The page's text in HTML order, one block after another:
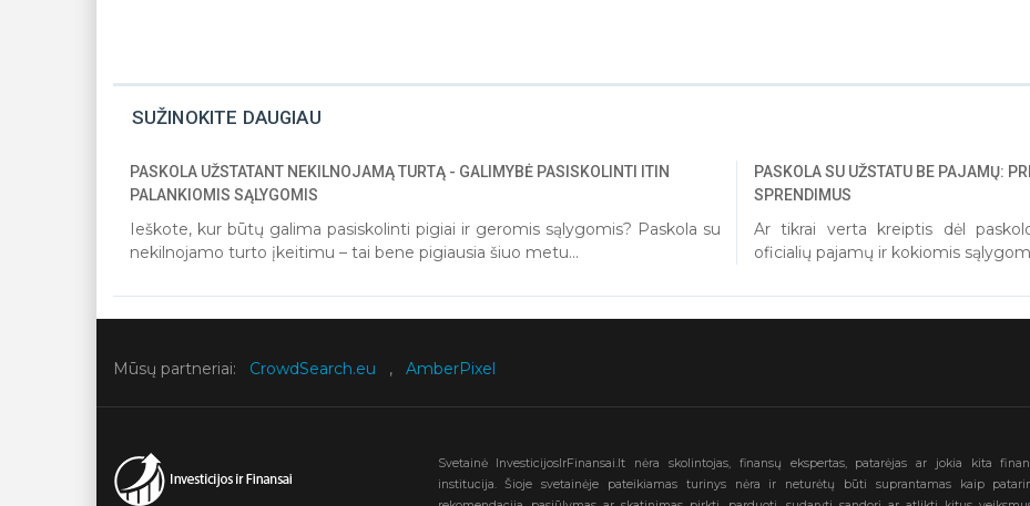
SUŽINOKITE DAUGIAU
PASKOLA UŽSTATANT NEKILNOJAMĄ TURTĄ - GALIMYBĖ PASISKOLINTI ITIN
PALANKIOMIS SĄLYGOMIS
Ieškote, kur būtų galima pasiskolinti pigiai ir geromis sąlygomis? Paskola su
nekilnojamo turto įkeitimu – tai bene pigiausia šiuo metu...
PASKOLA SU UŽSTATU BE PAJAMŲ:
SPRENDIMUS
Ar tikrai verta kreiptis dėl
oficialių pajamų ir kokiomis
Mūsų partneriai: CrowdSearch.eu , AmberPixel
Svetainė InvesticijosIrFinansai.lt nėra skolintojas, finansų ekspertas, patarėjas ar jokia kita
institucija. Šioje svetainėje pateikiamas turinys nėra ir neturėtų būti suprantamas kaip